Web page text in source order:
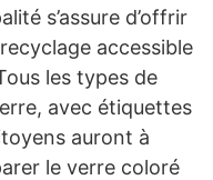
s’assure d’offrir
accessible
les types de
avec étiquettes
auront à
le verre coloré